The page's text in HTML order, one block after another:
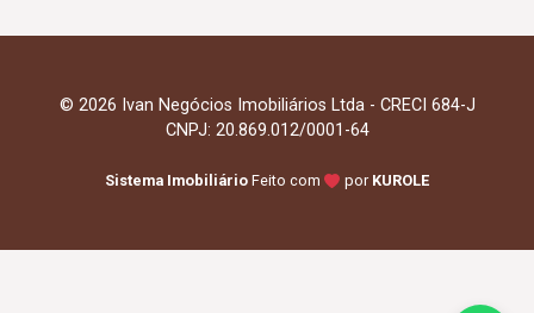
© 2026 Ivan Negócios Imobiliários Ltda - CRECI 684-J
CNPJ: 20.869.012/0001-64
Sistema Imobiliário Feito com por KUROLE